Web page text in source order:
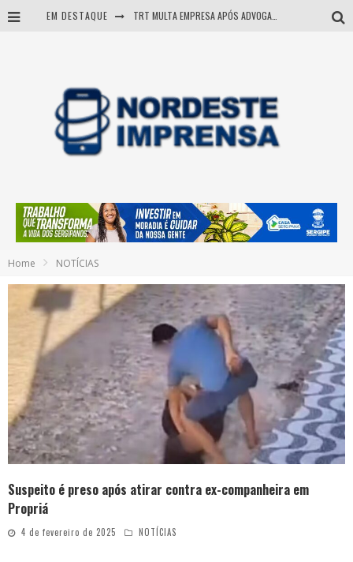
EM DESTAQUE TRT MULTA EMPRESA APÓS ADVOGADA USAR IA E INVENTAR PRECEDENTES JUDICIAIS
Mulher morre durante operação contra grupo investigado por roubo de cargas e tráfico de drogas em Sergipe
Home NOTÍCIAS
Suspeito é preso após atirar contra ex-companheira em
Propriá
4 de fevereiro de 2025 NOTÍCIAS